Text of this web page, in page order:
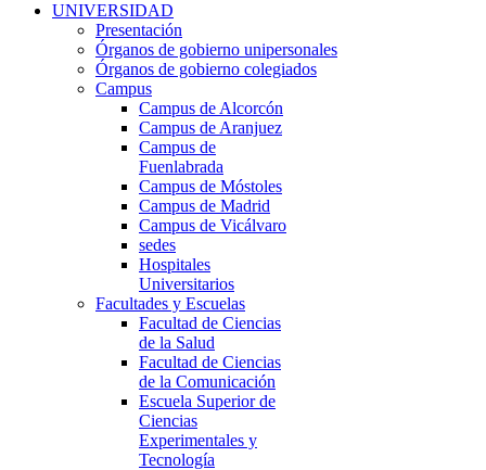
UNIVERSIDAD
Presentación
Órganos de gobierno unipersonales
Órganos de gobierno colegiados
Campus
Campus de Alcorcón
Campus de Aranjuez
Campus de
Fuenlabrada
Campus de Móstoles
Campus de Madrid
Campus de Vicálvaro
sedes
Hospitales
Universitarios
Facultades y Escuelas
Facultad de Ciencias
de la Salud
Facultad de Ciencias
de la Comunicación
Escuela Superior de
Ciencias
Experimentales y
Tecnología